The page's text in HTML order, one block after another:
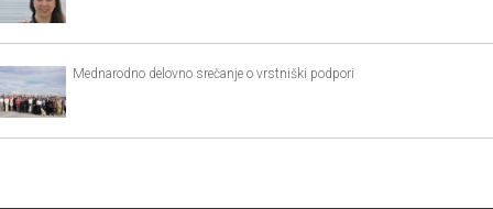
Mednarodno delovno srečanje o vrstniški podpori